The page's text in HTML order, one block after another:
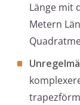
Länge mit
Metern